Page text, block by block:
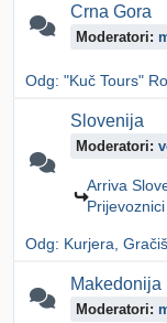
Crna Gora
Moderatori:
Odg: "Kuč Tours"
Slovenija
Moderatori:
Arriva
Odg: Kurjera,
Makedonija
Moderatori: